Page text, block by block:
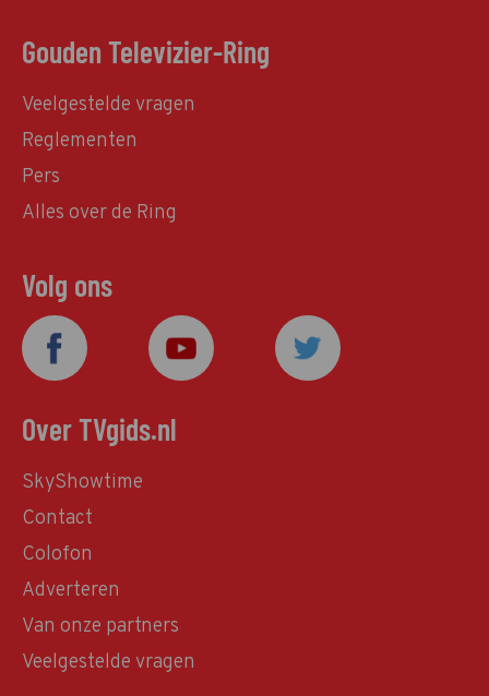
Gouden Televizier-Ring
Veelgestelde vragen
Reglementen
Pers
Alles over de Ring
Volg ons
Over TVgids.nl
SkyShowtime
Contact
Colofon
Adverteren
Van onze partners
Veelgestelde vragen